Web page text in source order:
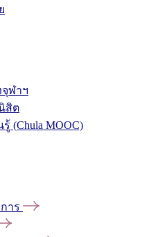
ฬาฯ
สิต
(Chula MOOC)
าร